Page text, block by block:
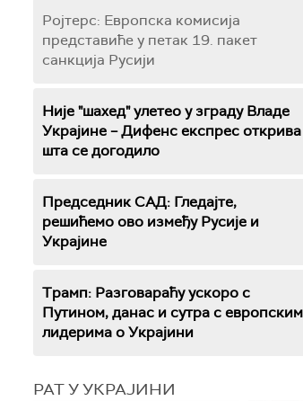
Ројтерс: Европска комисија
представиће у петак 19. пакет
санкција Русији
Није "шахед" улетео у зграду Владe
Украјине – Дифенс експрес открива
шта се догодило
Председник САД: Гледајте,
решићемо ово између Русије и
Украјине
Трамп: Разговараћу ускоро с
Путином, данас и сутра с европским
лидерима о Украјини
РАТ У УКРАЈИНИ